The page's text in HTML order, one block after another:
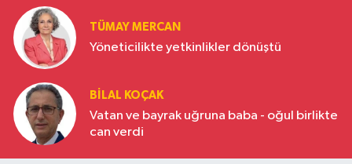
TÜMAY MERCAN
Yöneticilikte yetkinlikler dönüştü
BILAL KOÇAK
Vatan ve bayrak uğruna baba - oğul birlikte
can verdi